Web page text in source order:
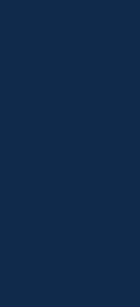
過熱防護裝置等眾多優
深受好評。
PTFE材料來提供高度的
原理，不僅免保養並且